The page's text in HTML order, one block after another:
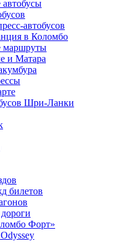
автобусов
в Коломбо
маршруты
и Матара
Шри-Ланки
билетов
Форт»